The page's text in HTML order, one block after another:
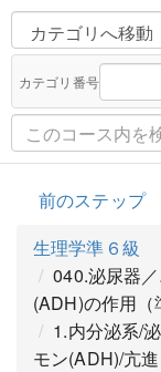
カテゴリ番号
前のステップ
生理学準６級
040.泌尿器
(ADH)の作用（
1.内分泌系/
モン(ADH)/亢